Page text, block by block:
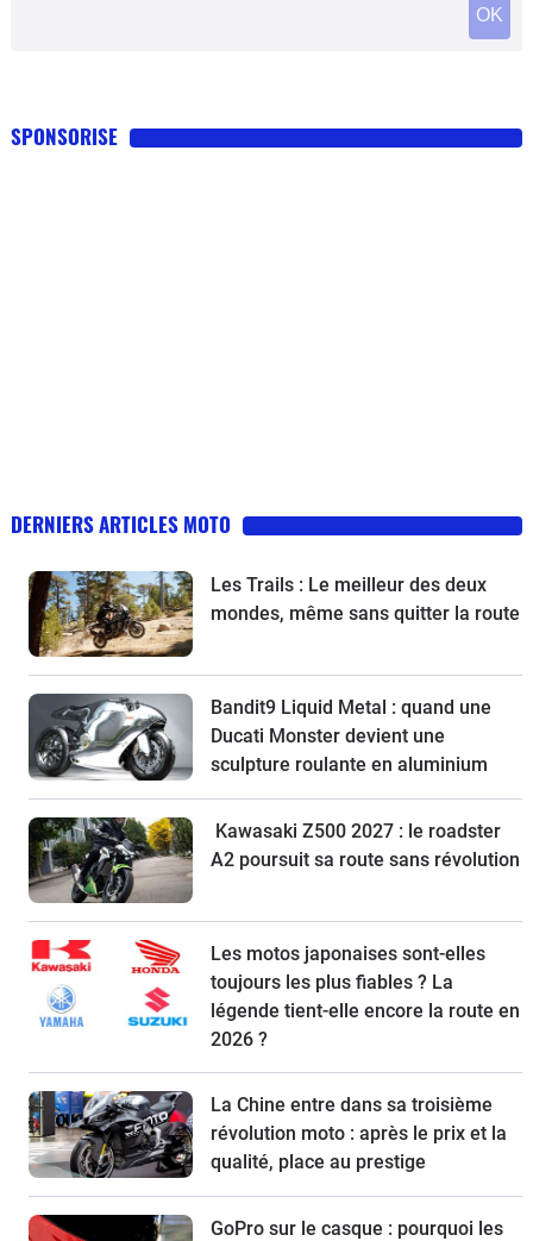
OK
SPONSORISE
DERNIERS ARTICLES MOTO
Les Trails : Le meilleur des deux
mondes, même sans quitter la route
Bandit9 Liquid Metal : quand une
Ducati Monster devient une
sculpture roulante en aluminium
Kawasaki Z500 2027 : le roadster
A2 poursuit sa route sans révolution
Les motos japonaises sont-elles
toujours les plus fiables ? La
légende tient-elle encore la route en
2026 ?
La Chine entre dans sa troisième
révolution moto : après le prix et la
qualité, place au prestige
GoPro sur le casque : pourquoi les